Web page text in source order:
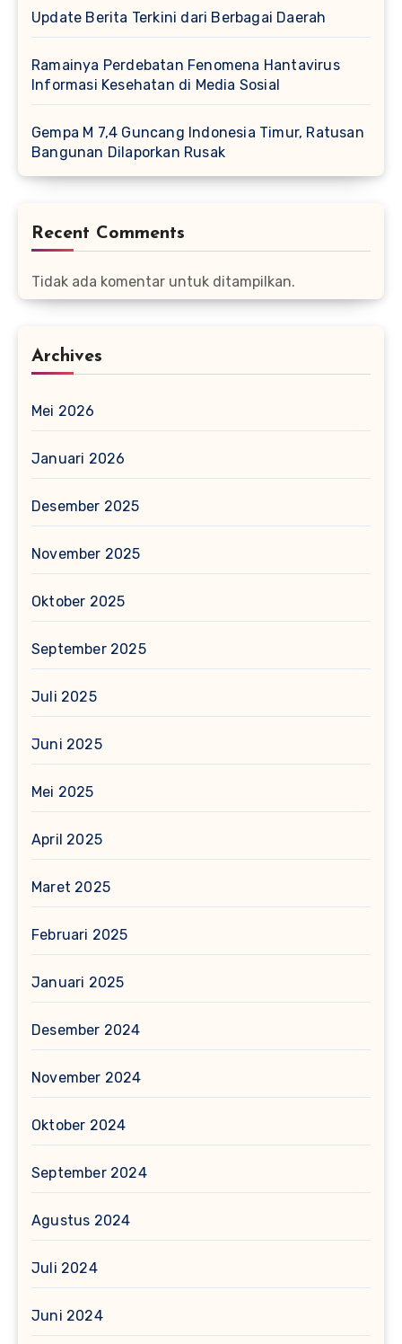
Update Berita Terkini dari Berbagai Daerah
Ramainya Perdebatan Fenomena Hantavirus
Informasi Kesehatan di Media Sosial
Gempa M 7,4 Guncang Indonesia Timur, Ratusan
Bangunan Dilaporkan Rusak
Recent Comments
Tidak ada komentar untuk ditampilkan.
Archives
Mei 2026
Januari 2026
Desember 2025
November 2025
Oktober 2025
September 2025
Juli 2025
Juni 2025
Mei 2025
April 2025
Maret 2025
Februari 2025
Januari 2025
Desember 2024
November 2024
Oktober 2024
September 2024
Agustus 2024
Juli 2024
Juni 2024